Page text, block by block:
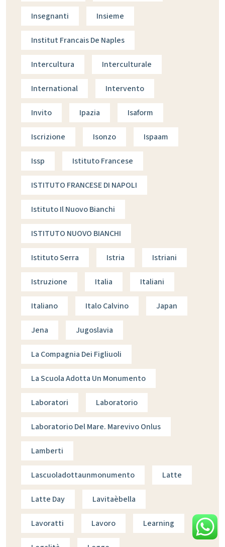
Insegnanti Insieme
Institut Francais De Naples
Intercultura Interculturale
International Intervento
Invito Ipazia Isaform
Iscrizione Isonzo Ispaam
Issp Istituto Francese
ISTITUTO FRANCESE DI NAPOLI
Istituto Il Nuovo Bianchi
ISTITUTO NUOVO BIANCHI
Istituto Serra Istria Istriani
Istruzione Italia Italiani
Italiano Italo Calvino Japan
Jena Jugoslavia
La Compagnia Dei Figliuoli
La Scuola Adotta Un Monumento
Laboratori Laboratorio
Laboratorio Del Mare. Marevivo Onlus
Lamberti
Lascuoladottaunmonumento Latte
Latte Day Lavitaèbella
Lavoratti Lavoro Learning